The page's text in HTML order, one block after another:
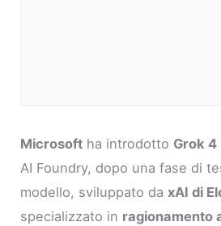
Microsoft ha introdotto Grok 4
AI Foundry, dopo una fase di
modello, sviluppato daxAI di
specializzato in ragionamento